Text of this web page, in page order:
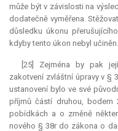
může být v závislosti na
dodatečně vyměřena.
důsledku úkonu
kdyby tento úkon nebyl učiněn.
[25] Zejména by pak
zakotvení zvláštní úpravy v §
ustanovení bylo ve své
příjmů částí druhou, bodem
pobídkách a o změně
nového § 38r do zákona o